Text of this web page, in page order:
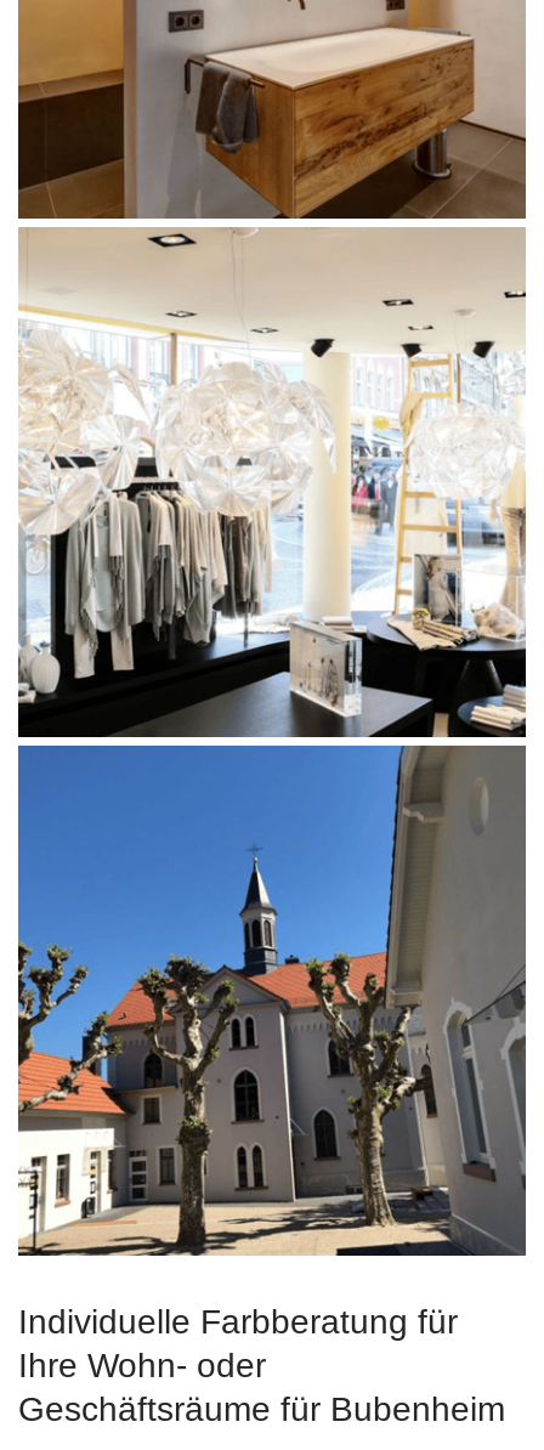
Individuelle Farbberatung für
Ihre Wohn- oder
Geschäftsräume für Bubenheim